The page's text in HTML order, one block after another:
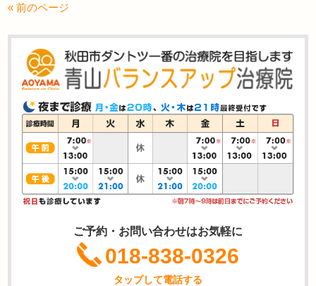
« 前のページ
ご予約・お問い合わせはお気軽に
018-838-0326
タップして電話する